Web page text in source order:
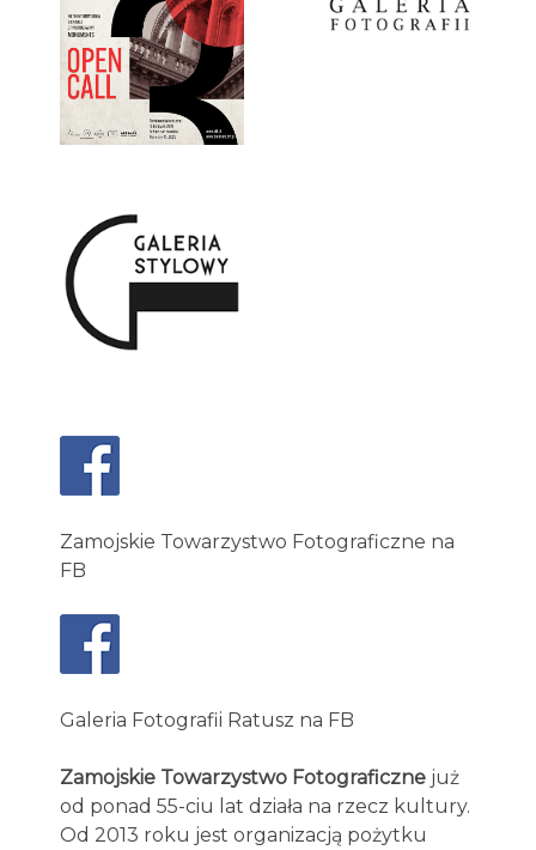
Zamojskie Towarzystwo Fotograficzne na
FB
Galeria Fotografii Ratusz na FB
Zamojskie Towarzystwo Fotograficzne już
od ponad 55-ciu lat działa na rzecz kultury.
Od 2013 roku jest organizacją pożytku